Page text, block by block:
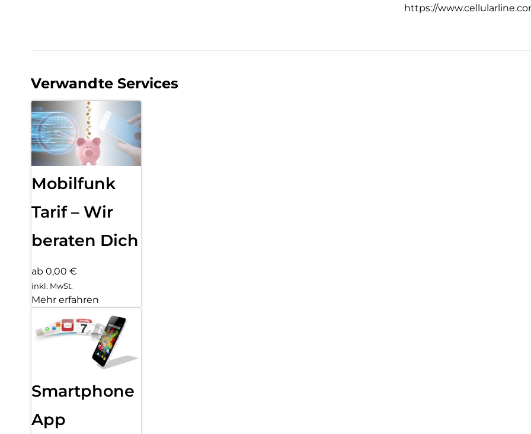
https://
Verwandte Services
Mobilfunk
Tarif – Wir
beraten Dich
ab 0,00 €
inkl. MwSt.
Mehr erfahren
Smartphone
App